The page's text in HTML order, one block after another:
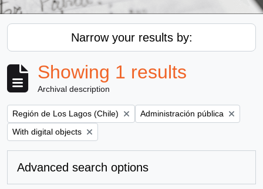
Narrow your results by:
Showing 1 results
Archival description
Remove filter:
Región de Los Lagos (Chile) Remove filter:
Administración pública
Remove filter:
With digital objects
Advanced search options